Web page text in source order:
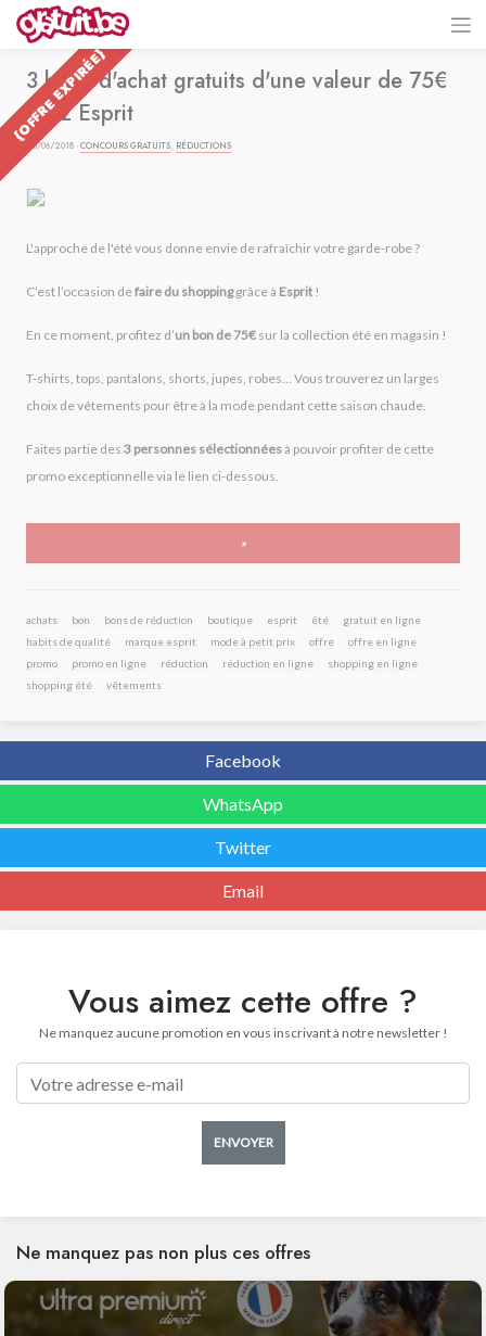
{OFFRE EXPIRÉE}
3 bons d'achat gratuits d'une valeur de 75€
chez Esprit
20/06/2018 ·CONCOURS GRATUITS, RÉDUCTIONS
L'approche de l'été vous donne envie de rafraîchir votre garde-robe ?
C’est l’occasion defaire du shoppinggrâce à Esprit !
En ce moment, profitez d’un bon de 75€ sur la collection été en magasin !
T-shirts, tops, pantalons, shorts, jupes, robes… Vous trouverez un larges
choix de vêtements pour être à la mode pendant cette saison chaude.
Faites partie des 3 personnes sélectionnéesà pouvoir profiter de cette
promo exceptionnelle via le lien ci-dessous.
»
achats bon bons de réduction boutique esprit été
gratuit en ligne
habits de qualité
marque esprit mode à petit prix offre
offre en ligne
promo
promo en ligne réduction réduction en ligne
shopping en ligne
shopping été
vêtements
Facebook
WhatsApp
Twitter
Email
Vous aimez cette offre ?
Ne manquez aucune promotion en vous inscrivant à notre newsletter !
ENVOYER
Ne manquez pas non plus ces offres